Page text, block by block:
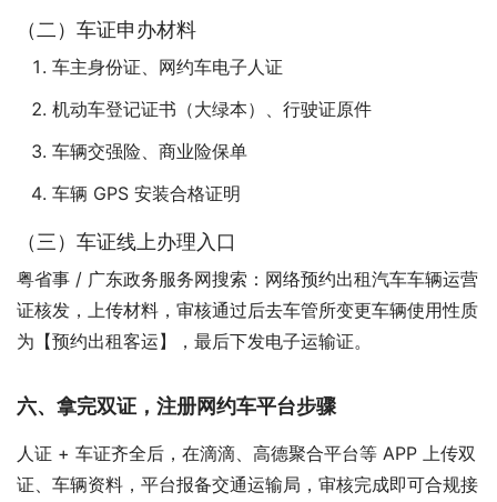
（二）车证申办材料
车主身份证、网约车电子人证
机动车登记证书（大绿本）、行驶证原件
车辆交强险、商业险保单
车辆 GPS 安装合格证明
（三）车证线上办理入口
粤省事 / 广东政务服务网搜索：网络预约出租汽车车辆运营
证核发，上传材料，审核通过后去车管所变更车辆使用性质
为【预约出租客运】，最后下发电子运输证。
六、拿完双证，注册网约车平台步骤
人证 + 车证齐全后，在滴滴、高德聚合平台等 APP 上传双
证、车辆资料，平台报备交通运输局，审核完成即可合规接